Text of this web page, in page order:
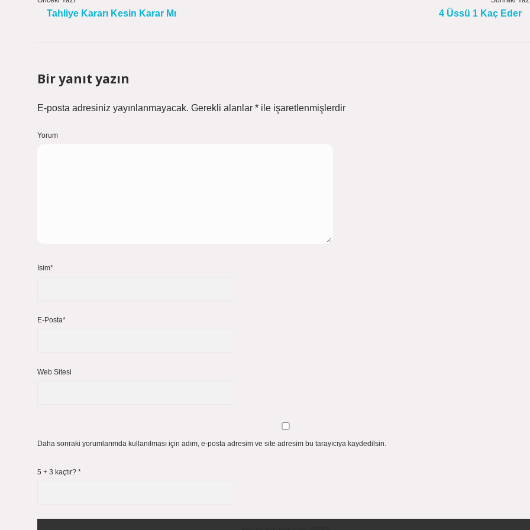
Tahliye Kararı Kesin Karar Mı 4 Üssü 1 Kaç Eder
Bir yanıt yazın
E-posta adresiniz yayınlanmayacak. Gerekli alanlar * ile işaretlenmişlerdir
Yorum
İsim*
E-Posta*
Web Sitesi
Daha sonraki yorumlarımda kullanılması için adım, e-posta adresim ve site adresim bu tarayıcıya kaydedilsin.
5 + 3 kaçtır? *